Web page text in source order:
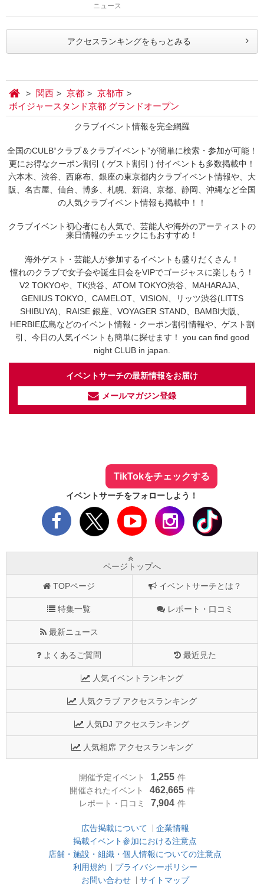
ニュース
アクセスランキングをもっとみる
関西 京都
京都市
ボイジャースタンド京都 グランドオープン
クラブイベント情報を完全網羅
全国のCULB“クラブ＆クラブイベント”が簡単に検索・参加が可能！
更にお得なクーポン割引 ( ゲスト割引 ) 付イベントも多数掲載中！
六本木、渋谷、西麻布、銀座の東京都内クラブイベント情報や、大
阪、名古屋、仙台、博多、札幌、新潟、京都、静岡、沖縄など全国
の人気クラブイベント情報も掲載中！！
クラブイベント初心者にも人気で、芸能人や海外のアーティストの
来日情報のチェックにもおすすめ！
海外ゲスト・芸能人が参加するイベントも盛りだくさん！
憧れのクラブで女子会や誕生日会をVIPでゴージャスに楽しもう！
V2 TOKYOや、TK渋谷、ATOM TOKYO渋谷、MAHARAJA、
GENIUS TOKYO、CAMELOT、VISION、リッツ渋谷(LITTS
SHIBUYA)、RAISE 銀座、VOYAGER STAND、BAMBI大阪、
HERBIE広島などのイベント情報・クーポン割引情報や、ゲスト割
引、今日の人気イベントも簡単に探せます！ you can find good
night CLUB in japan.
イベントサーチの最新情報をお届け
メールマガジン登録
TikTokをチェックする
イベントサーチをフォローしよう！
ページトップへ
TOPページ イベントサーチとは？
特集一覧 レポート・口コミ
最新ニュース
よくあるご質問 最近見た
人気イベントランキング
人気クラブ アクセスランキング
人気DJ アクセスランキング
人気相席 アクセスランキング
開催予定イベント 1,255 件
開催されたイベント
462,665 件
レポート・口コミ
7,904 件
広告掲載について
企業情報
掲載イベント参加における注意点
店舗・施設・組織・個人情報についての注意点
利用規約
プライバシーポリシー
お問い合わせ
サイトマップ